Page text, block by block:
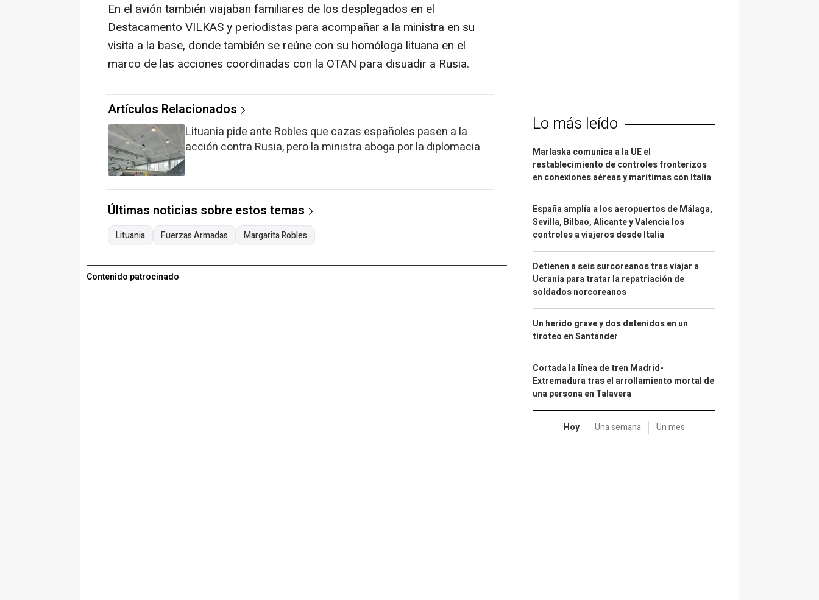
En el avión también viajaban familiares de los desplegados en el
Destacamento VILKAS y periodistas para acompañar a la ministra en su
visita a la base, donde también se reúne con su homóloga lituana en el
marco de las acciones coordinadas con la OTAN para disuadir a Rusia.
Artículos Relacionados
Lituania pide ante Robles que cazas españoles pasen a la
acción contra Rusia, pero la ministra aboga por la diplomacia
Últimas noticias sobre estos temas
Lituania Fuerzas Armadas Margarita Robles
Contenido patrocinado
Lo más leído
Marlaska comunica a la UE el
restablecimiento de controles fronterizos
en conexiones aéreas y marítimas con Italia
España amplía a los aeropuertos de Málaga,
Sevilla, Bilbao, Alicante y Valencia los
controles a viajeros desde Italia
Detienen a seis surcoreanos tras viajar a
Ucrania para tratar la repatriación de
soldados norcoreanos
Un herido grave y dos detenidos en un
tiroteo en Santander
Cortada la línea de tren Madrid-
Extremadura tras el arrollamiento mortal de
una persona en Talavera
Hoy Una semana Un mes